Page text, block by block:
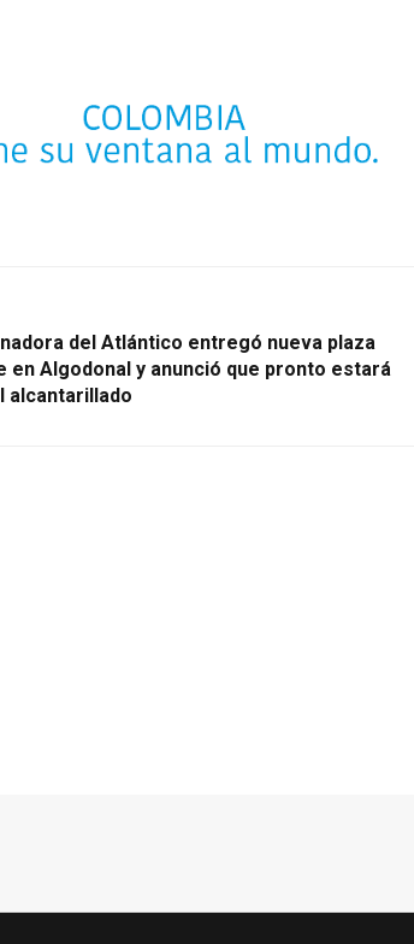
del Atlántico entregó nueva plaza
en Algodonal y anunció que pronto estará
alcantarillado